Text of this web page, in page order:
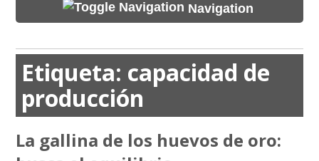
Navigation
Etiqueta: capacidad de
producción
La gallina de los huevos de oro: